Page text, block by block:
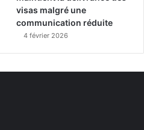
visas malgré une
communication réduite
4 février 2026